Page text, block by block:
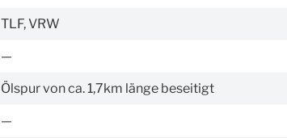
TLF, VRW
—
Ölspur von ca. 1,7km länge beseitigt
—